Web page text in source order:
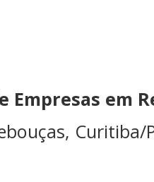
Empresas em
Curitiba/